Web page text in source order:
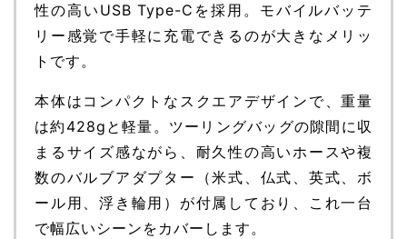
性の高いUSB Type-Cを採用。モバイルバッテ
リー感覚で手軽に充電できるのが大きなメリッ
トです。
本体はコンパクトなスクエアデザインで、重量
は約428gと軽量。ツーリングバッグの隙間に収
まるサイズ感ながら、耐久性の高いホースや複
数のバルブアダプター（米式、仏式、英式、ボ
ール用、浮き輪用）が付属しており、これ一台
で幅広いシーンをカバーします。